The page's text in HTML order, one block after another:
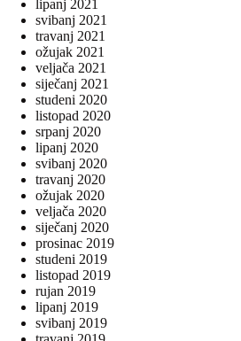
lipanj 2021
svibanj 2021
travanj 2021
ožujak 2021
veljača 2021
siječanj 2021
studeni 2020
listopad 2020
srpanj 2020
lipanj 2020
svibanj 2020
travanj 2020
ožujak 2020
veljača 2020
siječanj 2020
prosinac 2019
studeni 2019
listopad 2019
rujan 2019
lipanj 2019
svibanj 2019